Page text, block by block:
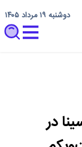
دوشنبه ۱۹ مرداد ۱۴۰۵
در